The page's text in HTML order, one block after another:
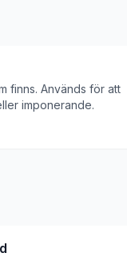
finns. Används för att
imponerande.